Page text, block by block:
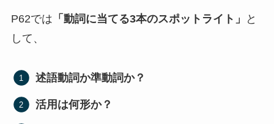
P62では 「動詞に当てる3本のスポットライト」
と
して、
述語動詞か準動詞か？
活用は何形か？